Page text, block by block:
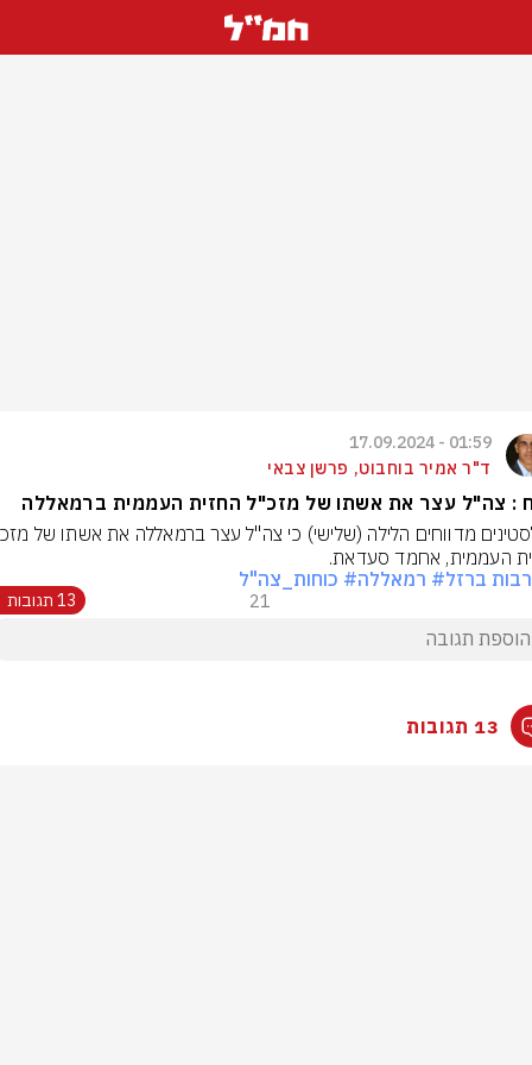
01:59 - 17.09.2024
ד"ר אמיר בוחבוט, פרשן צבאי
: צה"ל עצר את אשתו של מזכ"ל החזית העממית ברמאללה
העממית, אחמד סעדאת.
ברזל# רמאללה# כוחות_צה"ל
21 13 תגובות
13 תגובות